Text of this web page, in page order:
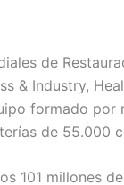
de
& Industry,
formado por
de 55.000
101 millones